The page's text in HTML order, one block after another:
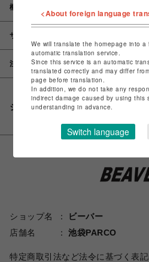
概要
サイズ
注意事項
シェアする
ショップ名
ビーバー
店舗名
池袋PARCO
特定商取引法など法令に基づく表
<About foreign language
We will translate the homepage into
automatic translation service.
Since this service is an automatic
translated correctly and may differ
page before translation.
In addition, we do not take any
indirect damage caused by using this
understanding in advance.
Switch language